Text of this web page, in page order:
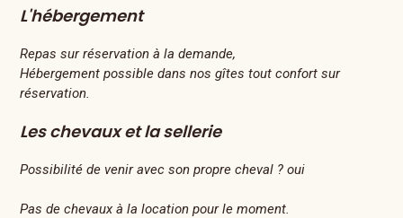
L'hébergement
Repas sur réservation à la demande,
Hébergement possible dans nos gîtes tout confort sur
réservation.
Les chevaux et la sellerie
Possibilité de venir avec son propre cheval ? oui
Pas de chevaux à la location pour le moment.